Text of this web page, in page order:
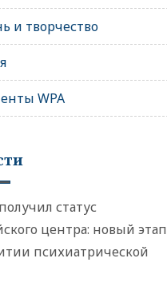
и творчество
WPA
статус
центра: новый этап
психиатрической